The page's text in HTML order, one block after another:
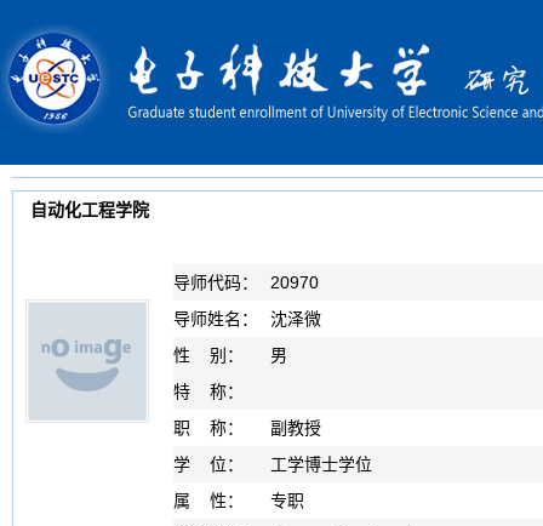
自动化工程学院
导师代码：
20970
导师姓名：
沈泽微
性 别：
男
特 称：
职 称：
副教授
学 位：
工学博士学位
属 性：
专职